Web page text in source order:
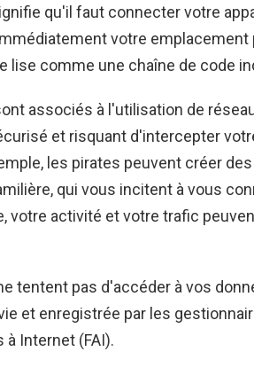
qu'il faut connecter votre
votre
lise comme une chaîne de code
associés à l'utilisation de
et risquant d'intercepter
les pirates peuvent créer
qui vous incitent à vous
votre activité et votre trafic
tentent pas d'accéder à vos
et enregistrée par les
Internet (FAI).